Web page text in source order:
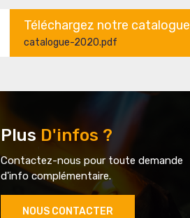
Téléchargez notre catalogue
catalogue-2020.pdf
PlusD'infos ?
Contactez-nous pour toute demande
d'info complémentaire.
NOUS CONTACTER